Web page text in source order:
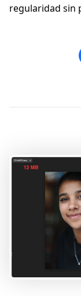
regularidad sin